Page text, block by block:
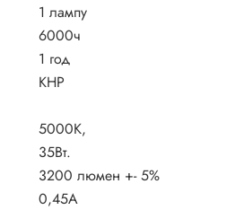
1 лампу
6000ч
1 год
КНР
5000К,
35Вт.
3200 люмен +- 5%
0,45А